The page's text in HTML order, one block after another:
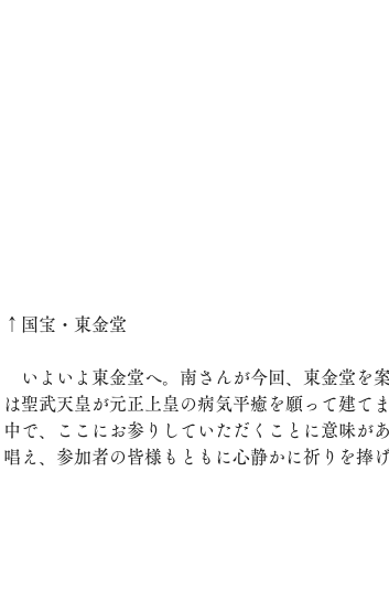
↑国宝・東金堂
いよいよ東金堂へ。南さんが今回、東金堂を
は聖武天皇が元正上皇の病気平癒を願って建て
中で、ここにお参りしていただくことに意味が
唱え、参加者の皆様もともに心静かに祈りを捧げ